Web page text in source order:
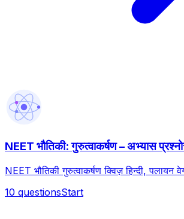
NEET भौतिकी: गुरुत्वाकर्षण – अभ्यास
NEET भौतिकी गुरुत्वाकर्षण क्विज़ हिन्दी,
10 questionsStart